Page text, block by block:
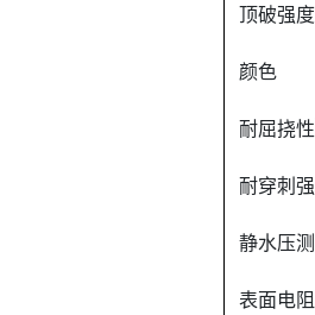
顶破强
颜色
耐屈挠性
耐穿刺
静水压
表面电